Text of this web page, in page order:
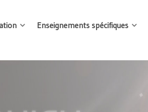
Enseignements spécifiques